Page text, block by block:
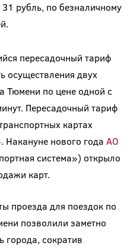
рубль, по безналичному
пересадочный тариф
осуществления двух
Тюмени по цене одной с
Пересадочный тариф
картах
Накануне нового года АО
система») открыло
карт.
проезда для поездок по
позволили заметно
города, сократив